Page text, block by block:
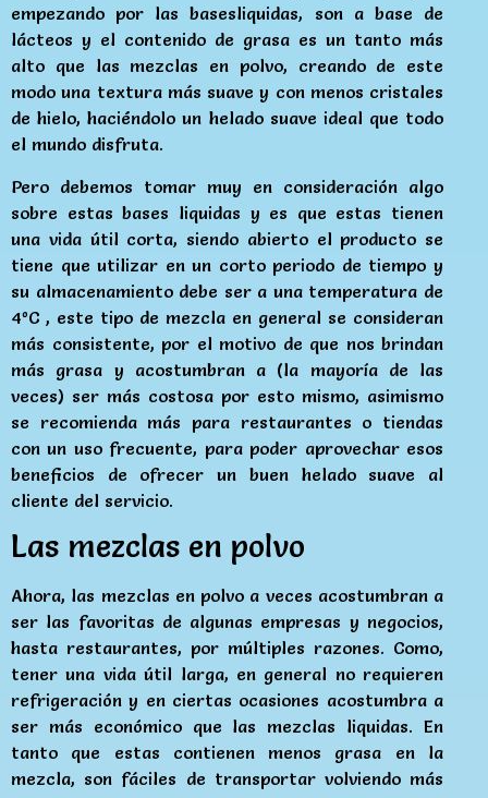
empezando por las basesliquidas, son a base de
lácteos y el contenido de grasa es un tanto más
alto que las mezclas en polvo, creando de este
modo una textura más suave y con menos cristales
de hielo, haciéndolo un helado suave ideal que todo
el mundo disfruta.
Pero debemos tomar muy en consideración algo
sobre estas bases liquidas y es que estas tienen
una vida útil corta, siendo abierto el producto se
tiene que utilizar en un corto periodo de tiempo y
su almacenamiento debe ser a una temperatura de
4ºC , este tipo de mezcla en general se consideran
más consistente, por el motivo de que nos brindan
más grasa y acostumbran a (la mayoría de las
veces) ser más costosa por esto mismo, asimismo
se recomienda más para restaurantes o tiendas
con un uso frecuente, para poder aprovechar esos
beneficios de ofrecer un buen helado suave al
cliente del servicio.
Las mezclas en polvo
Ahora, las mezclas en polvo a veces acostumbran a
ser las favoritas de algunas empresas y negocios,
hasta restaurantes, por múltiples razones. Como,
tener una vida útil larga, en general no requieren
refrigeración y en ciertas ocasiones acostumbra a
ser más económico que las mezclas liquidas. En
tanto que estas contienen menos grasa en la
mezcla, son fáciles de transportar volviendo más